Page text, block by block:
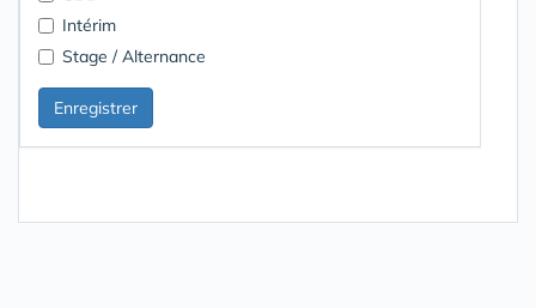
Intérim
Stage / Alternance